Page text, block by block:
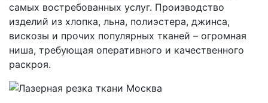
самых востребованных услуг. Производство
изделий из хлопка, льна, полиэстера, джинса,
вискозы и прочих популярных тканей – огромная
ниша, требующая оперативного и качественного
раскроя.